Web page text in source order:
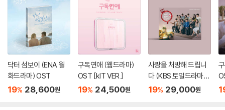
닥터 섬보이 (ENA 월
화드라마) OST
19% 28,600원
구독연애 (웹드라마)
OST [kIT VER.]
19% 24,500원
사랑을 처방해 드립니
다 (KBS 토일드라마)
OST
19% 29,000원